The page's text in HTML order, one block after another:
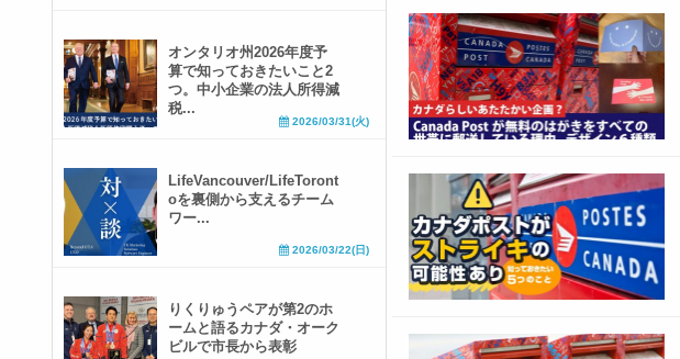
オンタリオ州2026年度予
算で知っておきたいこと2
つ。中小企業の法人所得減
税...
2026/03/31(火)
LifeVancouver/LifeToront
oを裏側から支えるチーム
ワー...
2026/03/22(日)
りくりゅうペアが第2のホ
ームと語るカナダ・オーク
ビルで市長から表彰